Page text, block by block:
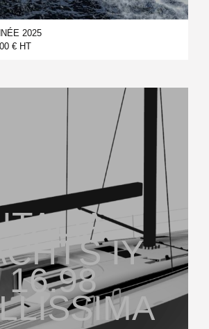
2025
€ HT
ITALIA
IY
16.98